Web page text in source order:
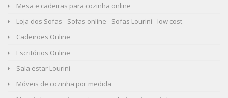
Mesa e cadeiras para cozinha online
Loja dos Sofas - Sofas online - Sofas Lourini - low cost
Cadeirões Online
Escritórios Online
Sala estar Lourini
Móveis de cozinha por medida